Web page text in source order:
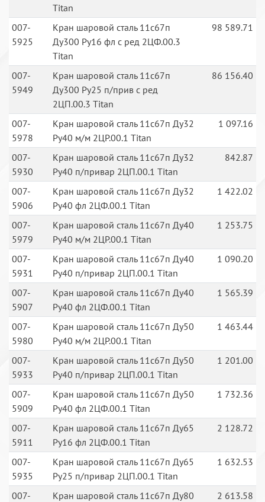
Titan
007-
5925
Кран шаровой сталь 11с67п
Ду300 Ру16 фл с ред 2ЦФ.00.3
Titan
98 589.71
007-
5949
Кран шаровой сталь 11с67п
Ду300 Ру25 п/прив с ред
2ЦП.00.3 Titan
86 156.40
007-
5978
Кран шаровой сталь 11с67п Ду32
Ру40 м/м 2ЦР.00.1 Titan
1 097.16
007-
5930
Кран шаровой сталь 11с67п Ду32
Ру40 п/привар 2ЦП.00.1 Titan
842.87
007-
5906
Кран шаровой сталь 11с67п Ду32
Ру40 фл 2ЦФ.00.1 Titan
1 422.02
007-
5979
Кран шаровой сталь 11с67п Ду40
Ру40 м/м 2ЦР.00.1 Titan
1 253.75
007-
5931
Кран шаровой сталь 11с67п Ду40
Ру40 п/привар 2ЦП.00.1 Titan
1 090.20
007-
5907
Кран шаровой сталь 11с67п Ду40
Ру40 фл 2ЦФ.00.1 Titan
1 565.39
007-
5980
Кран шаровой сталь 11с67п Ду50
Ру40 м/м 2ЦР.00.1 Titan
1 463.44
007-
5933
Кран шаровой сталь 11с67п Ду50
Ру40 п/привар 2ЦП.00.1 Titan
1 201.00
007-
5909
Кран шаровой сталь 11с67п Ду50
Ру40 фл 2ЦФ.00.1 Titan
1 732.36
007-
5911
Кран шаровой сталь 11с67п Ду65
Ру16 фл 2ЦФ.00.1 Titan
2 128.72
007-
5935
Кран шаровой сталь 11с67п Ду65
Ру25 п/привар 2ЦП.00.1 Titan
1 632.53
007-
Кран шаровой сталь 11с67п Ду80
2 613.58